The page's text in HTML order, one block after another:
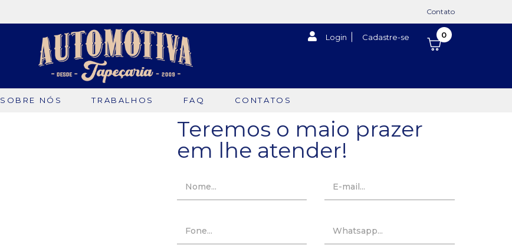
Contato
Login Cadastre-se 0
SOBRE NÓS TRABALHOS FAQ CONTATOS
Teremos o maio prazer
em lhe atender!